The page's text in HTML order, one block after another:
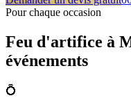
Pour chaque occasion
Feu d'artifice à
événements
💍